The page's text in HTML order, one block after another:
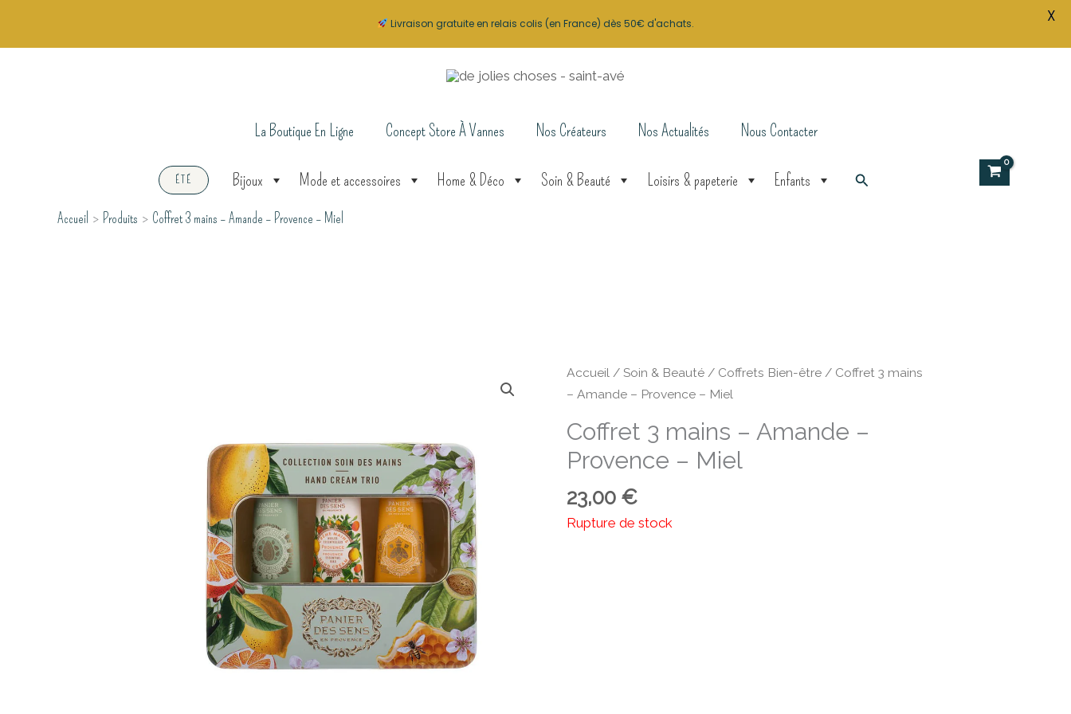
La Boutique En Ligne Concept Store À Vannes Nos Créateurs Nos Actualités Nous Contacter
ÉTÉ Bijoux Mode et accessoires Home & Déco Soin & Beauté Loisirs & papeterie Enfants Rechercher
Accueil Produits Coffret 3 mains – Amande – Provence – Miel
Accueil/ Soin & Beauté/ Coffrets Bien-être/ Coffret 3 mains
– Amande – Provence – Miel
Coffret 3 mains – Amande –
Provence – Miel
23,00 €
Rupture de stock
Livraison gratuite en relais colis (en France) dès 50€ d'achats. X